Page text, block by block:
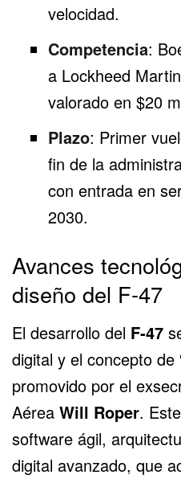
velocidad.
Competencia:
a Lockheed Martin
valorado en $20
Plazo: Primer
fin de la
con entrada en
2030.
Avances
diseño del F-47
El desarrollo del F-47
digital y el concepto de
promovido por el
Aérea Will Roper.
software ágil,
digital avanzado, que